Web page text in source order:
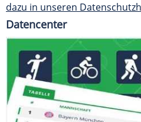
dazu in unseren
Datencenter